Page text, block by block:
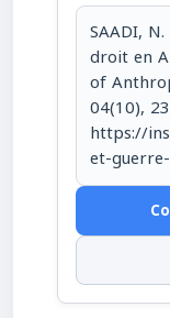
SAADI,
droit en
of
04(10),
https://
et-